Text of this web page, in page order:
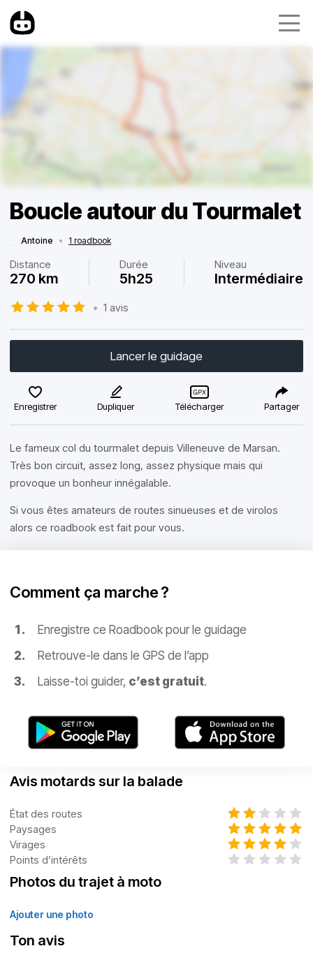
Boucle autour du Tourmalet
Antoine • 1 roadbook
Distance
270 km
Durée
5h25
Niveau
Intermédiaire
• 1 avis
Lancer le guidage
Enregistrer Dupliquer Télécharger Partager
Le fameux col du tourmalet depuis Villeneuve de Marsan.
Très bon circuit, assez long, assez physique mais qui
provoque un bonheur innégalable.
Si vous êtes amateurs de routes sinueuses et de virolos
alors ce roadbook est fait pour vous.
Comment ça marche ?
Enregistre ce Roadbook pour le guidage
Retrouve-le dans le GPS de l’app
Laisse-toi guider, c’est gratuit.
Avis motards sur la balade
État des routes
Paysages
Virages
Points d’intérêts
Photos du trajet à moto
Ajouter une photo
Ton avis